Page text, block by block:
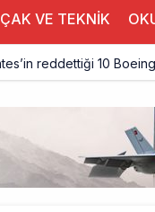
VE TEKNİK
reddettiği 10
Falcon 9’un ikinci
Disiplin: Kabin